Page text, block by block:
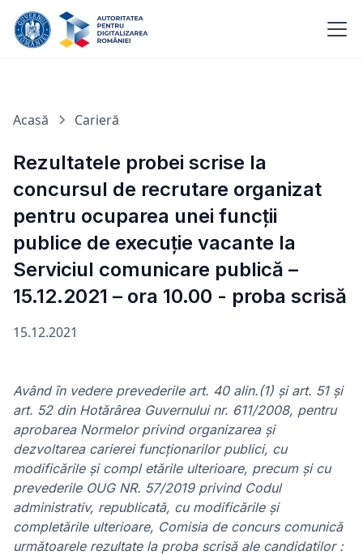
Acasă Carieră
Rezultatele probei scrise la
concursul de recrutare organizat
pentru ocuparea unei funcții
publice de execuție vacante la
Serviciul comunicare publică –
15.12.2021 – ora 10.00 - proba scrisă
15.12.2021
Având în vedere prevederile art. 40 alin.(1) şi art. 51 și
art. 52 din Hotărârea Guvernului nr. 611/2008, pentru
aprobarea Normelor privind organizarea și
dezvoltarea carierei funcționarilor publici, cu
modificările și compl etările ulterioare, precum și cu
prevederile OUG NR. 57/2019 privind Codul
administrativ, republicată, cu modificările și
completările ulterioare, Comisia de concurs comunică
următoarele rezultate la proba scrisă ale candidatilor :